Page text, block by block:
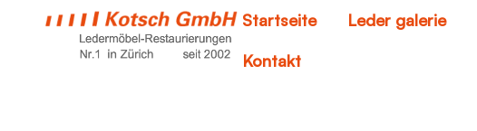
Startseite Leder galerie
Kontakt